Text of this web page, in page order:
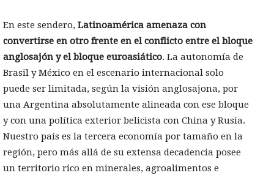
En este sendero, Latinoamérica amenaza con
convertirse en otro frente en el conflicto entre el bloque
anglosajón y el bloque euroasiático. La autonomía de
Brasil y México en el escenario internacional solo
puede ser limitada, según la visión anglosajona, por
una Argentina absolutamente alineada con ese bloque
y con una política exterior belicista con China y Rusia.
Nuestro país es la tercera economía por tamaño en la
región, pero más allá de su extensa decadencia posee
un territorio rico en minerales, agroalimentos e